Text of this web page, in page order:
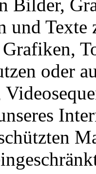
Bilder,
und
oder